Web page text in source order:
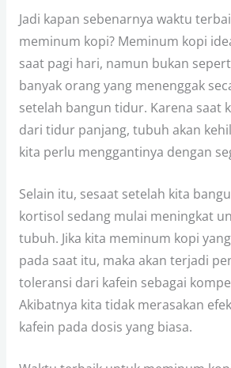
Jadi kapan sebenarnya waktu
meminum kopi? Meminum kopi
saat pagi hari, namun bukan
banyak orang yang menenggak
setelah bangun tidur. Karena saat
dari tidur panjang, tubuh akan
kita perlu menggantinya dengan
Selain itu, sesaat setelah kita
kortisol sedang mulai meningkat
tubuh. Jika kita meminum kopi
pada saat itu, maka akan terjadi
toleransi dari kafein sebagai
Akibatnya kita tidak merasakan
kafein pada dosis yang biasa.